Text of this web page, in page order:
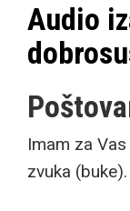
Audio
Imam za
zvuka (buke).